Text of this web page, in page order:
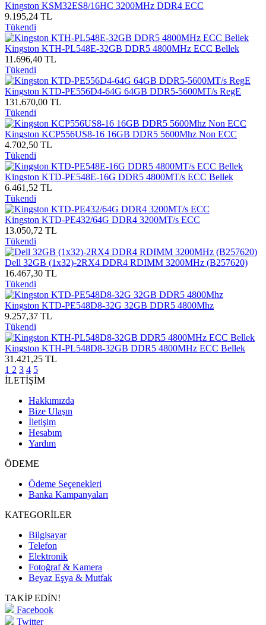
Kingston KSM32ES8/16HC 3200MHz DDR4 ECC
9.195,24 TL
Tükendi
Kingston KTH-PL548E-32GB DDR5 4800MHz ECC Bellek
11.696,40 TL
Tükendi
Kingston KTD-PE556D4-64G 64GB DDR5-5600MT/s RegE
131.670,00 TL
Tükendi
Kingston KCP556US8-16 16GB DDR5 5600Mhz Non ECC
4.702,50 TL
Tükendi
Kingston KTD-PE548E-16G DDR5 4800MT/s ECC Bellek
6.461,52 TL
Tükendi
Kingston KTD-PE432/64G DDR4 3200MT/s ECC
13.050,72 TL
Tükendi
Dell 32GB (1x32)-2RX4 DDR4 RDIMM 3200MHz (B257620)
16.467,30 TL
Tükendi
Kingston KTD-PE548D8-32G 32GB DDR5 4800Mhz
9.257,37 TL
Tükendi
Kingston KTH-PL548D8-32GB DDR5 4800MHz ECC Bellek
31.421,25 TL
1 2 3 4 5
İLETİŞİM
Hakkımızda
Bize Ulaşın
İletişim
Hesabım
Yardım
ÖDEME
Ödeme Seçenekleri
Banka Kampanyaları
KATEGORİLER
Bilgisayar
Telefon
Elektronik
Fotoğraf & Kamera
Beyaz Eşya & Mutfak
TAKİP EDİN!
Facebook
Twitter